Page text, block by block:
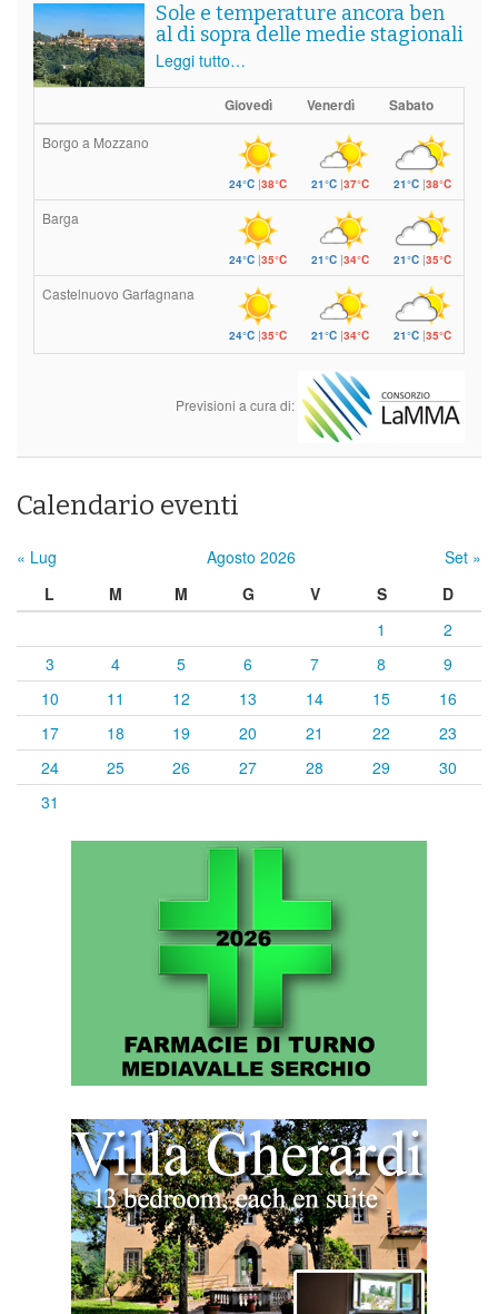
Sole e temperature ancora ben
al di sopra delle medie stagionali
Leggi tutto…
Giovedì Venerdì Sabato
Borgo a Mozzano
24°C |38°C 21°C |37°C 21°C |38°C
Barga
24°C |35°C 21°C |34°C 21°C |35°C
Castelnuovo Garfagnana
24°C |35°C 21°C |34°C 21°C |35°C
Previsioni a cura di:
Calendario eventi
« Lug Agosto 2026
Set »
L
M M G V S
D
1
2
3
4 5 6 7 8
9
10
11 12 13 14 15
16
17
18 19 20 21 22
23
24
25 26 27 28 29
30
31